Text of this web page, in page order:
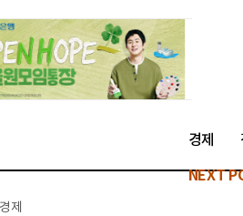
경제
NEXT
제